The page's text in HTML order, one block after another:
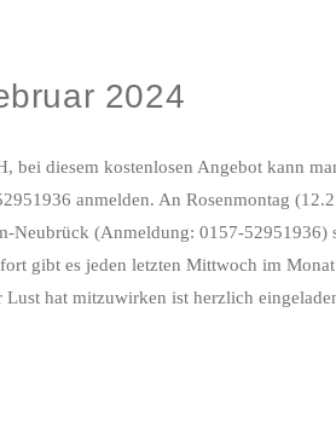
2024
diesem kostenlosen Angebot kann
anmelden. An Rosenmontag
(Anmeldung: 0157-
gibt es jeden letzten Mittwoch im
Lust hat mitzuwirken ist herzlich